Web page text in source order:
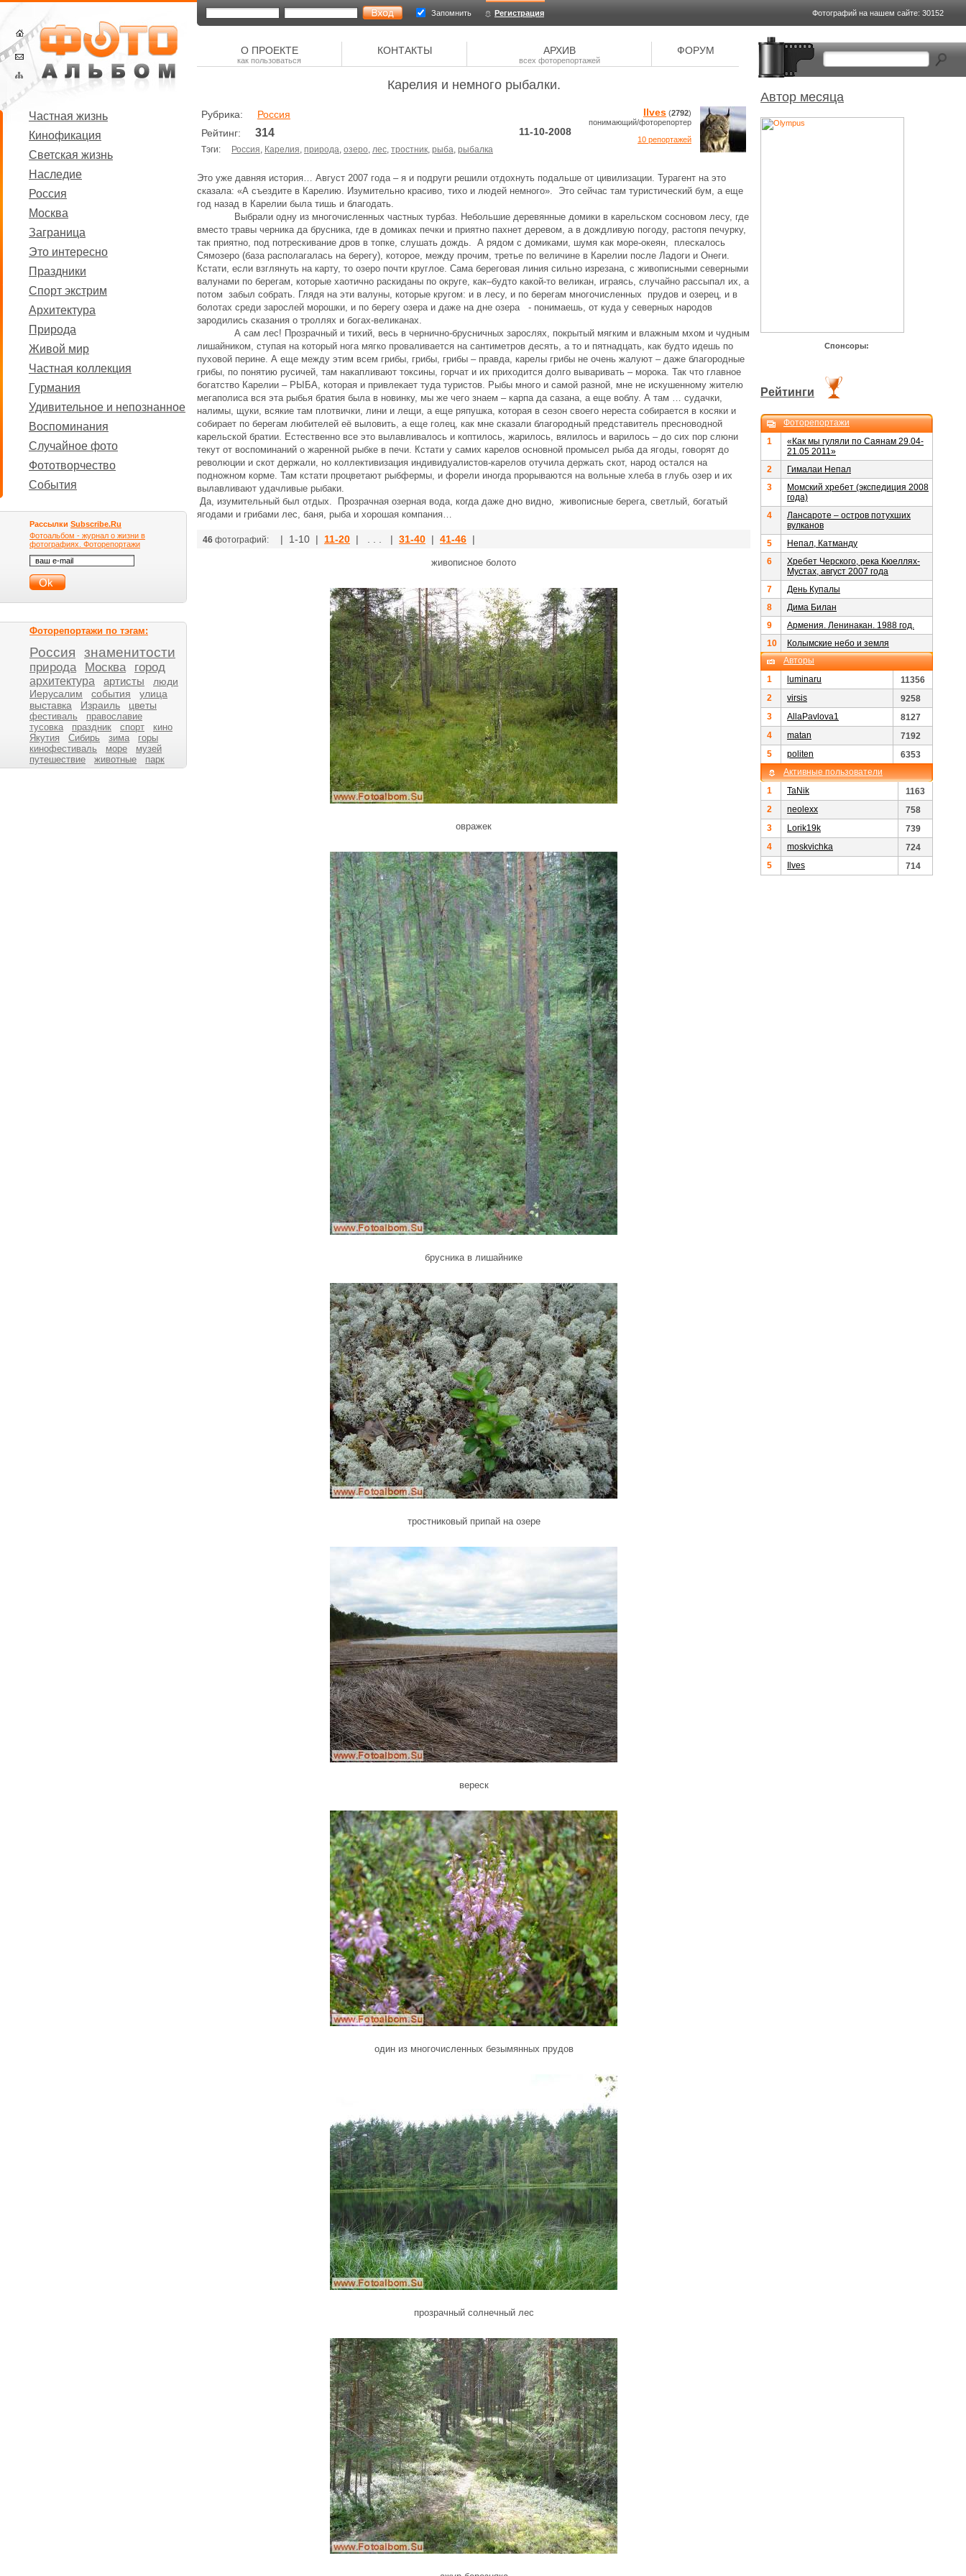
Частная жизнь
Кинофикация
Светская жизнь
Наследие
Россия
Москва
Заграница
Это интересно
Праздники
Спорт экстрим
Архитектура
Природа
Живой мир
Частная коллекция
Гурмания
Удивительное и непознанное
Воспоминания
Случайное фото
Фототворчество
События
Рассылки Subscribe.Ru
Фотоальбом - журнал о жизни в
фотографиях. Фоторепортажи
Фоторепортажи по тэгам:
Россия знаменитости
природа Москва город
архитектура артисты
люди
Иерусалим
события
улица
выставка
Израиль цветы
фестиваль
православие
тусовка
праздник спорт
кино
Якутия
Сибирь зима
горы
кинофестиваль
море
музей
путешествие
животные парк
Запомнить Регистрация Фотографий на нашем сайте: 30152
О ПРОЕКТЕ
как пользоваться
КОНТАКТЫ АРХИВ
всех фоторепортажей
ФОРУМ
Автор месяца
Карелия и немного рыбалки.
Рубрика: Россия
Рейтинг: 314
Тэги: Россия, Карелия, природа, озеро, лес, тростник, рыба, рыбалка
11-10-2008
Ilves (2792)
понимающий/фоторепортер
10 репортажей
Это уже давняя история… Август 2007 года – я и подруги решили отдохнуть подальше от цивилизации. Турагент на это
сказала: «А съездите в Карелию. Изумительно красиво, тихо и людей немного». Это сейчас там туристический бум, а еще
год назад в Карелии была тишь и благодать.
Выбрали одну из многочисленных частных турбаз. Небольшие деревянные домики в карельском сосновом лесу, где
вместо травы черника да брусника, где в домиках печки и приятно пахнет деревом, а в дождливую погоду, растопя печурку,
так приятно, под потрескивание дров в топке, слушать дождь. А рядом с домиками, шумя как море-океян, плескалось
Сямозеро (база располагалась на берегу), которое, между прочим, третье по величине в Карелии после Ладоги и Онеги.
Кстати, если взглянуть на карту, то озеро почти круглое. Сама береговая линия сильно изрезана, с живописными северными
валунами по берегам, которые хаотично раскиданы по округе, как–будто какой-то великан, играясь, случайно рассыпал их, а
потом забыл собрать. Глядя на эти валуны, которые кругом: и в лесу, и по берегам многочисленных прудов и озерец, и в
болотах среди зарослей морошки, и по берегу озера и даже на дне озера - понимаешь, от куда у северных народов
зародились сказания о троллях и богах-великанах.
А сам лес! Прозрачный и тихий, весь в чернично-брусничных зарослях, покрытый мягким и влажным мхом и чудным
лишайником, ступая на который нога мягко проваливается на сантиметров десять, а то и пятнадцать, как будто идешь по
пуховой перине. А еще между этим всем грибы, грибы, грибы – правда, карелы грибы не очень жалуют – даже благородные
грибы, по понятию русичей, там накапливают токсины, горчат и их приходится долго вываривать – морока. Так что главное
богатство Карелии – РЫБА, которая и привлекает туда туристов. Рыбы много и самой разной, мне не искушенному жителю
мегаполиса вся эта рыбья братия была в новинку, мы же чего знаем – карпа да сазана, а еще воблу. А там … судачки,
налимы, щуки, всякие там плотвички, лини и лещи, а еще ряпушка, которая в сезон своего нереста собирается в косяки и
собирает по берегам любителей её выловить, а еще голец, как мне сказали благородный представитель пресноводной
карельской братии. Естественно все это вылавливалось и коптилось, жарилось, вялилось и варилось – до сих пор слюни
текут от воспоминаний о жаренной рыбке в печи. Кстати у самих карелов основной промысел рыба да ягоды, говорят до
революции и скот держали, но коллективизация индивидуалистов-карелов отучила держать скот, народ остался на
подножном корме. Там кстати процветают рыбфермы, и форели иногда прорываются на вольные хлеба в глубь озер и их
вылавливают удачливые рыбаки.
Да, изумительный был отдых. Прозрачная озерная вода, когда даже дно видно, живописные берега, светлый, богатый
ягодами и грибами лес, баня, рыба и хорошая компания…
46 фотографий: | 1-10 | 11-20 | . . . | 31-40 | 41-46 |
живописное болото
овражек
брусника в лишайнике
тростниковый припай на озере
вереск
один из многочисленных безымянных прудов
прозрачный солнечный лес
Спонсоры:
Рейтинги
Фоторепортажи
1
«Как мы гуляли по Саянам 29.04-
21.05 2011»
2
Гималаи Непал
3
Момский хребет (экспедиция 2008
года)
4
Лансароте – остров потухших
вулканов
5
Непал, Катманду
6
Хребет Черского, река Кюеллях-
Мустах, август 2007 года
7
День Купалы
8
Дима Билан
9
Армения. Ленинакан. 1988 год.
10
Колымские небо и земля
Авторы
1
luminaru
11356
2
virsis
9258
3
AllaPavlova1
8127
4
matan
7192
5
politen
6353
Активные пользователи
1
TaNik
1163
2
neolexx
758
3
Lorik19k
739
4
moskvichka
724
5
Ilves 714